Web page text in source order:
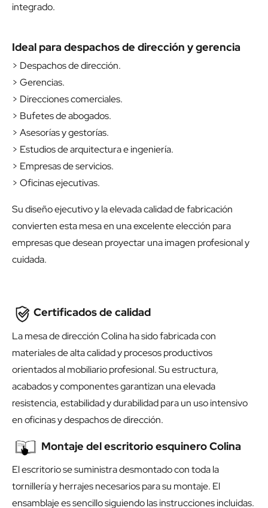
integrado.
Ideal para despachos de dirección y gerencia
> Despachos de dirección.
> Gerencias.
> Direcciones comerciales.
> Bufetes de abogados.
> Asesorías y gestorías.
> Estudios de arquitectura e ingeniería.
> Empresas de servicios.
> Oficinas ejecutivas.
Su diseño ejecutivo y la elevada calidad de fabricación
convierten esta mesa en una excelente elección para
empresas que desean proyectar una imagen profesional y
cuidada.
Certificados de calidad
La mesa de dirección Colina ha sido fabricada con
materiales de alta calidad y procesos productivos
orientados al mobiliario profesional. Su estructura,
acabados y componentes garantizan una elevada
resistencia, estabilidad y durabilidad para un uso intensivo
en oficinas y despachos de dirección.
Montaje del escritorio esquinero Colina
El escritorio se suministra desmontado con toda la
tornillería y herrajes necesarios para su montaje. El
ensamblaje es sencillo siguiendo las instrucciones incluidas.